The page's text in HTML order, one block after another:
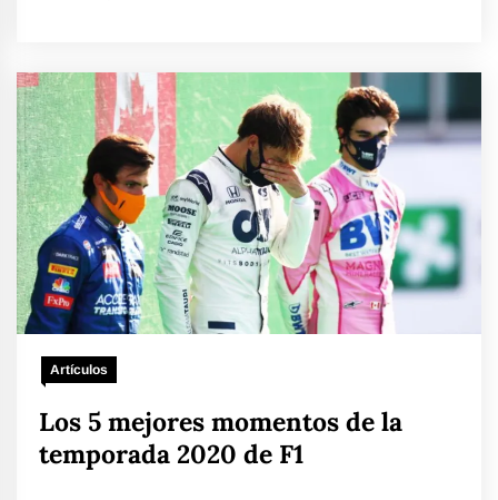
Artículos
Los 5 mejores momentos de la
temporada 2020 de F1